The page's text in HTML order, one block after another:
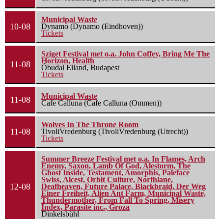
10-08
Municipal Waste
Dynamo (Dynamo (Eindhoven))
Tickets
11-08
Sziget Festival met o.a. John Coffey, Bring Me The
Horizon, Health
Óbudai Eiland, Budapest
Tickets
11-08
Municipal Waste
Cafe Calluna (Cafe Calluna (Ommen))
11-08
Wolves In The Throne Room
TivoliVredenburg (TivoliVredenburg (Utrecht))
Tickets
12-08
Summer Breeze Festival met o.a. In Flames, Arch
Enemy, Saxon, Lamb Of God, Alestorm, The
Ghost Inside, Testament, Amorphis, Paleface
Swiss, Alcest, Orbit Culture, Northlane,
Deafheaven, Future Palace, Blackbraid, Der Weg
Einer Freiheit, Alien Ant Farm, Municipal Waste,
Thundermother, From Fall To Spring, Misery
Index, Parasite inc., Groza
Dinkelsbühl